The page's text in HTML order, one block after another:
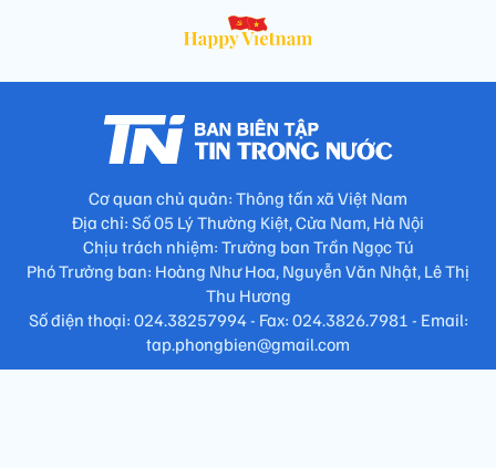
Cơ quan chủ quản: Thông tấn xã Việt Nam
Địa chỉ: Số 05 Lý Thường Kiệt, Cửa Nam, Hà Nội
Chịu trách nhiệm: Trưởng ban Trần Ngọc Tú
Phó Trưởng ban: Hoàng Như Hoa, Nguyễn Văn Nhật, Lê Thị
Thu Hương